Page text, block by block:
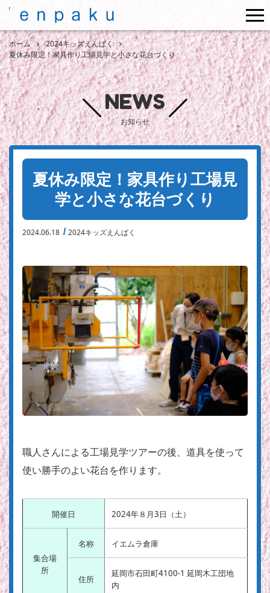
ホーム
2024キッズえんぱく
夏休み限定！家具作り工場見学と小さな花台づくり
NEWS
お知らせ
夏休み限定！家具作り工場見
学と小さな花台づくり
2024.06.18 2024キッズえんぱく
職人さんによる工場見学ツアーの後、道具を使って
使い勝手のよい花台を作ります。
開催日 2024年８月3日（土）
集合場
所
名称 イエムラ倉庫
住所
延岡市石田町4100-1 延岡木工団地
内